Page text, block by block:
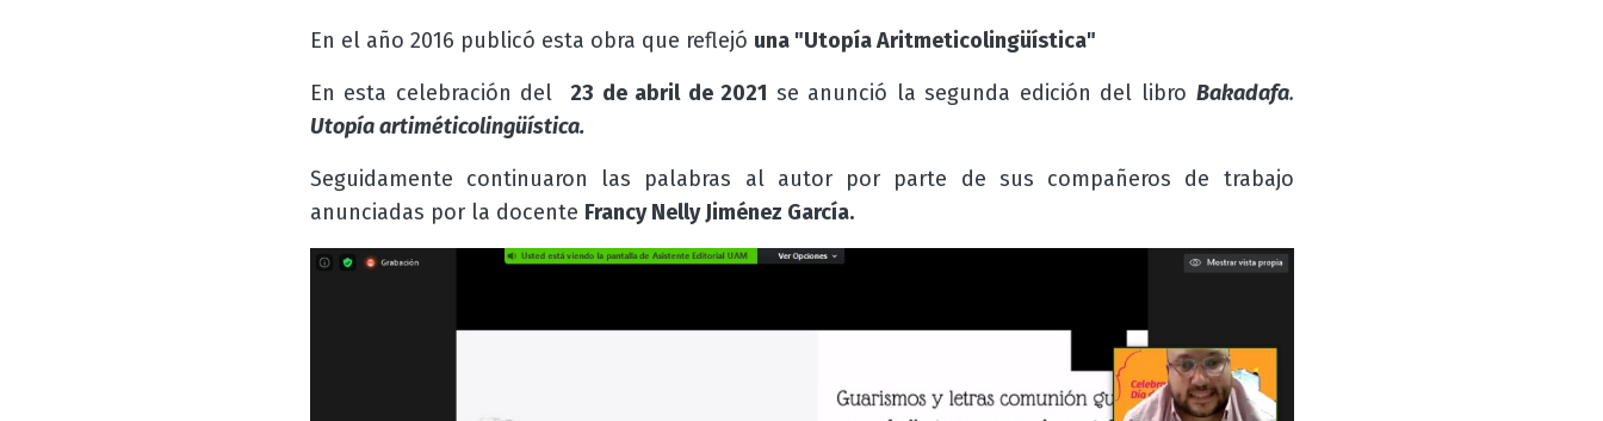
En el año 2016 publicó esta obra que reflejó una "Utopía Aritmeticolingüística"
En esta celebración del 23 de abril de 2021 se anunció la segunda edición del libro Bakadafa.
Utopía artiméticolingüística.
Seguidamente continuaron las palabras al autor por parte de sus compañeros de trabajo
anunciadas por la docente FrancyNelly Jiménez García.